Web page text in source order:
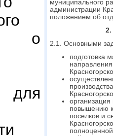
о
для
муниципального
администрации
положением об
2.1. Основными
подготовка
повышению
поселков и